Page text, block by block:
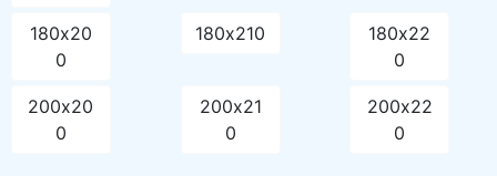
180х20
0
180х210
180х22
0
200х20
0
200х21
0
200х22
0